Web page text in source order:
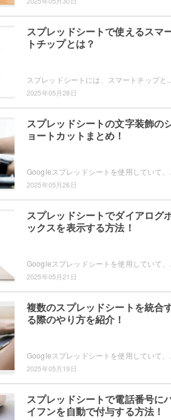
スプレッドシートで使えるスマ
トチップとは？
2025年05月28日
スプレッドシートの文字装飾の
ョートカットまとめ！
2025年05月26日
スプレッドシートでダイアログ
ックスを表示する方法！
2025年05月21日
複数のスプレッドシートを統合
る際のやり方を紹介！
2025年05月19日
スプレッドシートで電話番号に
イフンを自動で付与する方法！